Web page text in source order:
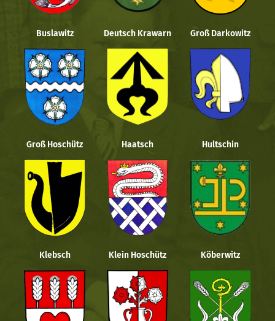
Buslawitz Deutsch Krawarn Groß Darkowitz
Groß Hoschütz Haatsch Hultschin
Klebsch Klein Hoschütz Köberwitz